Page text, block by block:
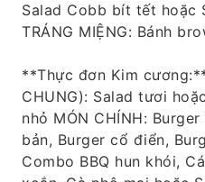
Salad Cobb bít tết hoặc
TRÁNG MIỆNG: Bánh
**Thực đơn Kim
CHUNG): Salad tươi
nhỏ MÓN CHÍNH:
bản, Burger cổ điển,
Combo BBQ hun khói,